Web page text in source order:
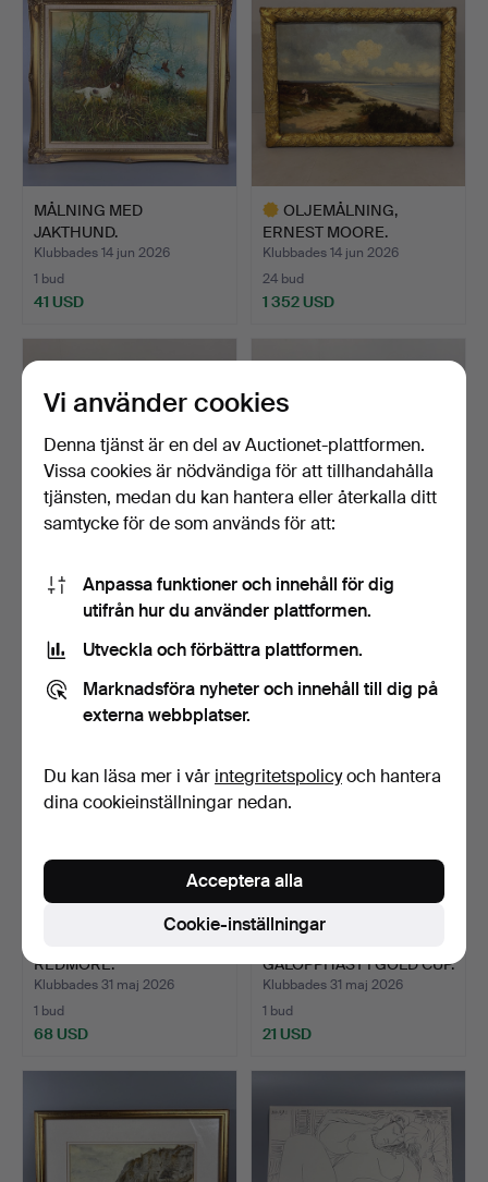
MÅLNING MED
JAKTHUND.
Klubbades 14 jun 2026
1 bud
41 USD
OLJEMÅLNING,
ERNEST MOORE.
Klubbades 14 jun 2026
24 bud
1 352 USD
MARINMÅLNING, OLJA,
ERNEST MOORE.
Klubbades 14 jun 2026
5 bud
OLJEMÅLNING, EDUARD
Klubbades 14 jun 2026
1 bud
REDMORE.
Klubbades 31 maj 2026
1 bud
68 USD
GALOPPHÄST I GOLD CUP.
Klubbades 31 maj 2026
1 bud
21 USD
Vi använder cookies
Denna tjänst är en del av Auctionet-plattformen.
Vissa cookies är nödvändiga för att tillhandahålla
tjänsten, medan du kan hantera eller återkalla ditt
samtycke för de som används för att:
Anpassa funktioner och innehåll för dig
utifrån hur du använder plattformen.
Utveckla och förbättra plattformen.
Marknadsföra nyheter och innehåll till dig på
externa webbplatser.
Du kan läsa mer i vår integritetspolicyoch hantera
dina cookieinställningar nedan.
Cookie-inställningar
Acceptera alla